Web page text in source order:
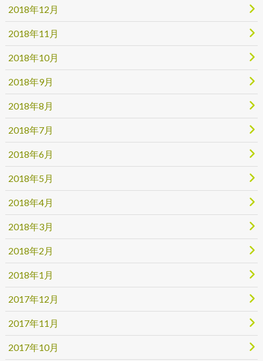
2018年12月
2018年11月
2018年10月
2018年9月
2018年8月
2018年7月
2018年6月
2018年5月
2018年4月
2018年3月
2018年2月
2018年1月
2017年12月
2017年11月
2017年10月